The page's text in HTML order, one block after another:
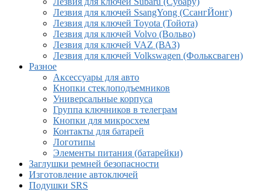
Лезвия для ключей SsangYong (СсангЙонг)
Лезвия для ключей Toyota (Тойота)
Лезвия для ключей Volvo (Вольво)
Лезвия для ключей VAZ (ВАЗ)
Лезвия для ключей Volkswagen (Фольксваген)
Разное
Aксессуары для авто
Кнопки стеклоподъемников
Универсальные корпуса
Группа ключников в телеграм
Кнопки для микросхем
Контакты для батарей
Логотипы
Элементы питания (батарейки)
Заглушки ремней безопасности
Изготовление автоключей
Подушки SRS